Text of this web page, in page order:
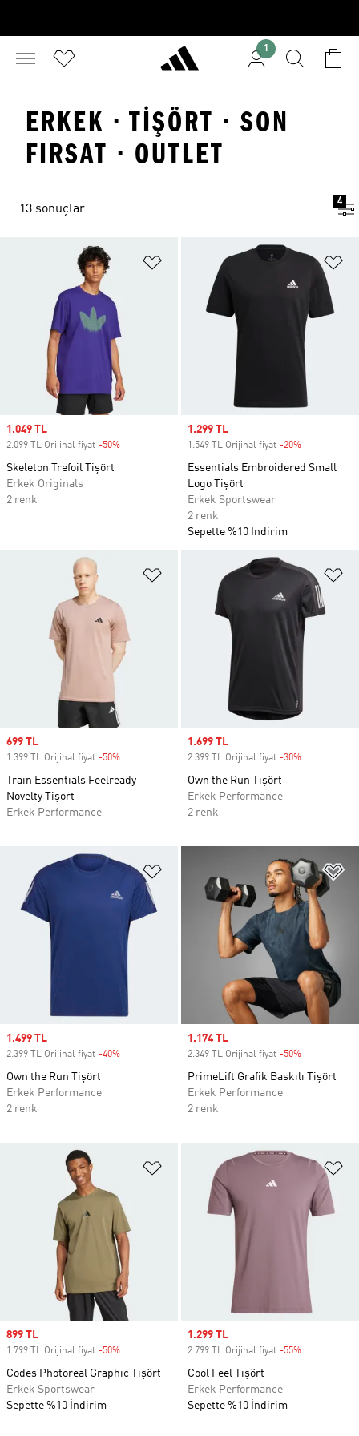
1
ERKEK · TIŞÖRT · SON
FIRSAT · OUTLET
13 sonuçlar
4
Favori Listesine Ekle
Sale price
1.049 TL
2.099 TL Orijinal fiyat -50%
Skeleton Trefoil Tişört
Erkek Originals
2 renk
Sale price
1.299 TL
1.549 TL Orijinal fiyat -20%
Essentials Embroidered Small
Logo Tişört
Erkek Sportswear
2 renk
Sepette %10 İndirim
Favori Listesine Ekle
Sale price
699 TL
1.399 TL Orijinal fiyat -50%
Train Essentials Feelready
Novelty Tişört
Erkek Performance
Sale price
1.699 TL
2.399 TL Orijinal fiyat -30%
Own the Run Tişört
Erkek Performance
2 renk
Favori Listesine Ekle
Sale price
1.499 TL
2.399 TL Orijinal fiyat -40%
Own the Run Tişört
Erkek Performance
2 renk
Sale price
1.174 TL
2.349 TL Orijinal fiyat -50%
PrimeLift Grafik Baskılı Tişört
Erkek Performance
2 renk
Favori Listesine Ekle
Sale price
899 TL
1.799 TL Orijinal fiyat -50%
Codes Photoreal Graphic Tişört
Erkek Sportswear
Sepette %10 İndirim
Sale price
1.299 TL
2.799 TL Orijinal fiyat -55%
Cool Feel Tişört
Erkek Performance
Sepette %10 İndirim